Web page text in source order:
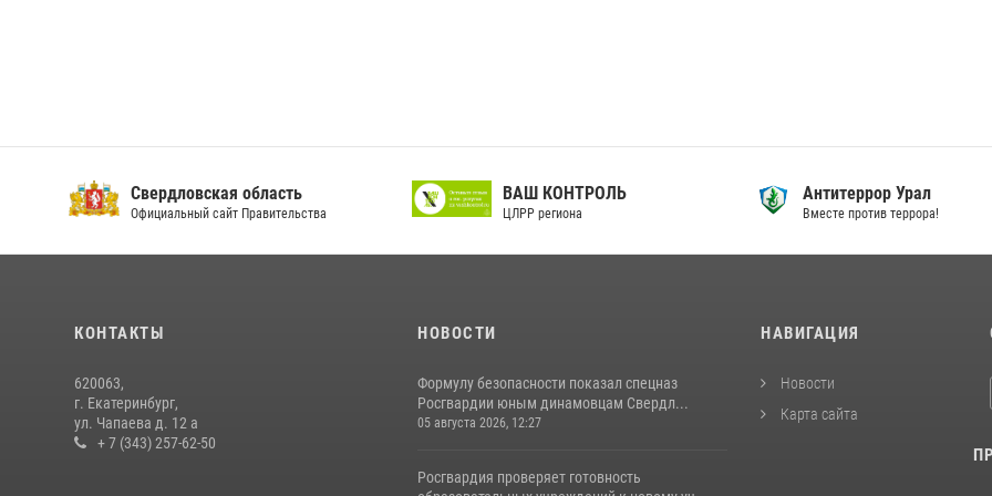
Свердловская область
Официальный сайт Правительства
ВАШ КОНТРОЛЬ
ЦЛРР региона
Антитеррор Урал
Вместе против террора!
КОНТАКТЫ
620063,
г. Екатеринбург,
ул. Чапаева д. 12 а
+ 7 (343) 257-62-50
НОВОСТИ
Формулу безопасности показал спецназ
Росгвардии юным динамовцам Свердл...
05 августа 2026, 12:27
Росгвардия проверяет готовность
НАВИГАЦИЯ
Новости
Карта сайта